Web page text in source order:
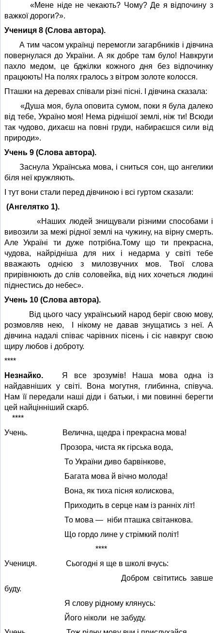
«Мене ніде не чекають? Чому? Де я відпочину з
важкої дороги?».
Учениця 8 (Слова автора).
А тим часом українці перемогли загарбників і дівчина
повернулася до України. А як добре там було! Навкруги
пахло медом, це бджілки кожного дня без відпочинку
працюють! На полях гралось з вітром золоте колосся.
Пташки на деревах співали різні пісні. І дівчина сказала:
«Душа моя, була оповита сумом, поки я була далеко
від тебе, Україно моя! Нема ріднішої землі, ніж ти! Всюди
так чудово, дихаєш на повні груди, набираєшся сили від
природи».
Учень 9 (Слова автора).
Заснула Українська мова, і сниться сон, що ангелики
біля неї кружляють.
І тут вони стали перед дівчиною і всі гуртом сказали:
(Ангелятко 1).
«Наших людей знищували різними способами і
вивозили за межі рідної землі на чужину, на вірну смерть.
Але Україні ти дуже потрібна.Тому що ти прекрасна,
чудова, найрідніша для них і недарма у світі тебе
вважають однією з милозвучних мов. Твої слова
прирівнюють до слів соловейка, від них хочеться людині
піднестись до небес».
Учень 10 (Слова автора).
Від цього часу український народ беріг свою мову,
розмовляв нею, І нікому не давав знущатись з неї. А
дівчина надалі співає чарівних пісень і сіє навкруг свою
щиру любов і доброту.
****
Незнайко. Я все зрозумів! Наша мова одна із
найдавніших у світі. Вона могутня, глибинна, співуча.
Нам її передали наші діди і батьки, і ми повинні берегти
цей найцінніший скарб.
****
Учень. Велична, щедра і прекрасна мова!
Прозора, чиста як гірська вода,
То України диво барвінкове,
Багата мова й вічно молода!
Вона, як тиха пісня колискова,
Приходить в серце нам із ранніх літ!
То мова — ніби пташка світанкова.
Що гордо лине у стрімкий політ!
****
Учениця. Сьогодні я ще в школі вчусь:
Добром світитись завше
буду.
Я слову рідному клянусь:
Його ніколи не забуду.